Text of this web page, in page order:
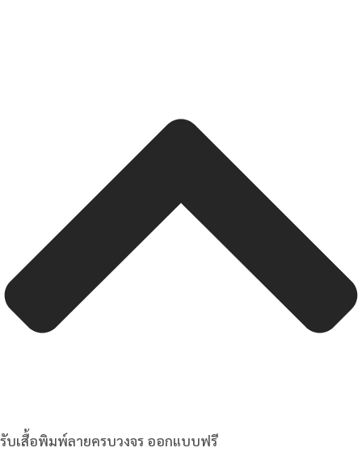
รับเสื้อพิมพ์ลายครบวงจร ออกแบบฟรี